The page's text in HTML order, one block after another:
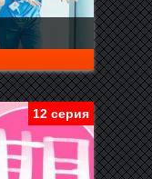
12 серия